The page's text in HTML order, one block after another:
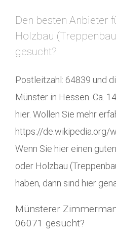
Den besten Anbieter
Holzbau
gesucht?
Postleitzahl: 64839 und
Münster in Hessen. Ca.
hier. Wollen Sie mehr
https://de.wikipedia.org/
Wenn Sie hier einen
oder Holzbau
haben, dann sind hier
Münsterer
06071 gesucht?